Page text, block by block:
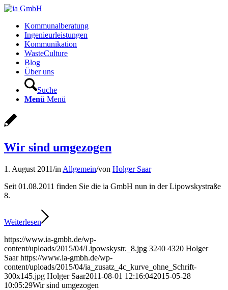
Kommunalberatung
Ingenieurleistungen
Kommunikation
WasteCulture
Blog
Über uns
Suche
Menü Menü
Wir sind umgezogen
1. August 2011/in Allgemein/von Holger Saar
Seit 01.08.2011 finden Sie die ia GmbH nun in der Lipowskystraße
8.
Weiterlesen
https://www.ia-gmbh.de/wp-
content/uploads/2015/04/Lipowskystr._8.jpg 3240 4320 Holger
Saar https://www.ia-gmbh.de/wp-
content/uploads/2015/04/ia_zusatz_4c_kurve_ohne_Schrift-
300x145.jpg Holger Saar2011-08-01 12:16:042015-05-28
10:05:29Wir sind umgezogen